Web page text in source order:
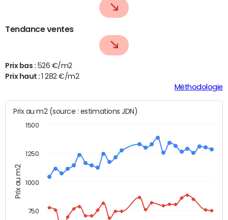
Tendance ventes
Prix bas : 526 €/m2
Prix haut :
1 282 €/m2
Méthodologie
Prix au m2
Prix au m2 (source : estimations JDN)
750
1000
1250
1500